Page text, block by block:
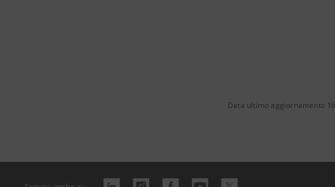
Data ultimo aggiornamento